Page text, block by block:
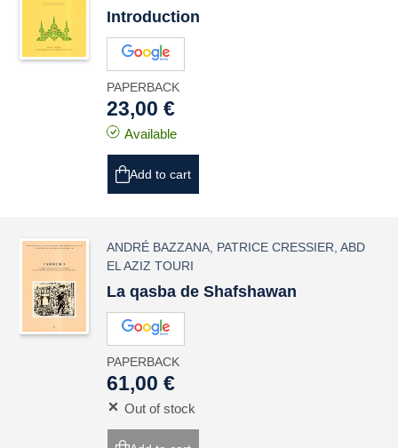
Introduction
PAPERBACK
23,00 €
Available
Add to cart
ANDRÉ BAZZANA PATRICE CRESSIER ,ABD
EL AZIZ TOURI
La qasba de Shafshawan
PAPERBACK
61,00 €
Out of stock